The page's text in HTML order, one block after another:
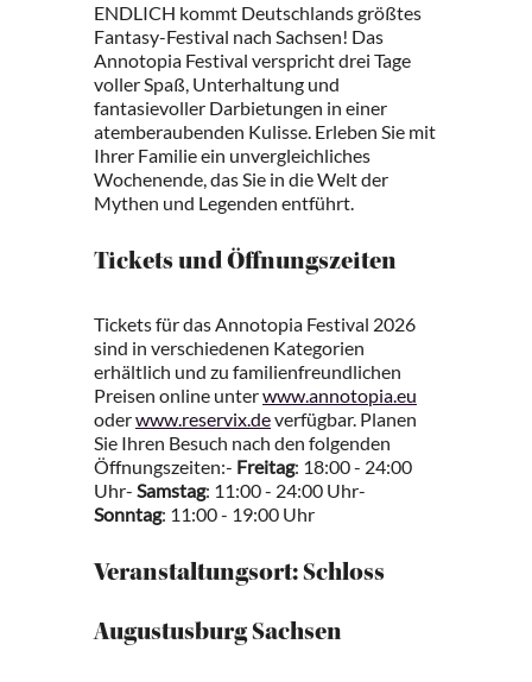
ENDLICH kommt Deutschlands größtes
Fantasy-Festival nach Sachsen! Das
Annotopia Festival verspricht drei Tage
voller Spaß, Unterhaltung und
fantasievoller Darbietungen in einer
atemberaubenden Kulisse. Erleben Sie mit
Ihrer Familie ein unvergleichliches
Wochenende, das Sie in die Welt der
Mythen und Legenden entführt.
Tickets und Öffnungszeiten
Tickets für das Annotopia Festival 2026
sind in verschiedenen Kategorien
erhältlich und zu familienfreundlichen
Preisen online unterwww.annotopia.eu
oderwww.reservix.deverfügbar. Planen
Sie Ihren Besuch nach den folgenden
Öffnungszeiten:- Freitag: 18:00 - 24:00
Uhr- Samstag: 11:00 - 24:00 Uhr-
Sonntag: 11:00 - 19:00 Uhr
Veranstaltungsort: Schloss
Augustusburg Sachsen